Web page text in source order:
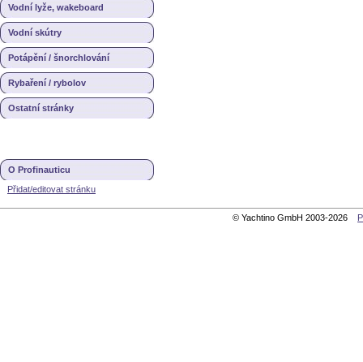
Vodní lyže, wakeboard
Vodní skútry
Potápění / šnorchlování
Rybaření / rybolov
Ostatní stránky
O Profinauticu
Přidat/editovat stránku
© Yachtino GmbH 2003-2026